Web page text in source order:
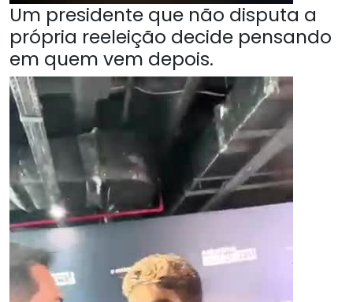
Um presidente que não disputa a
própria reeleição decide pensando
em quem vem depois.